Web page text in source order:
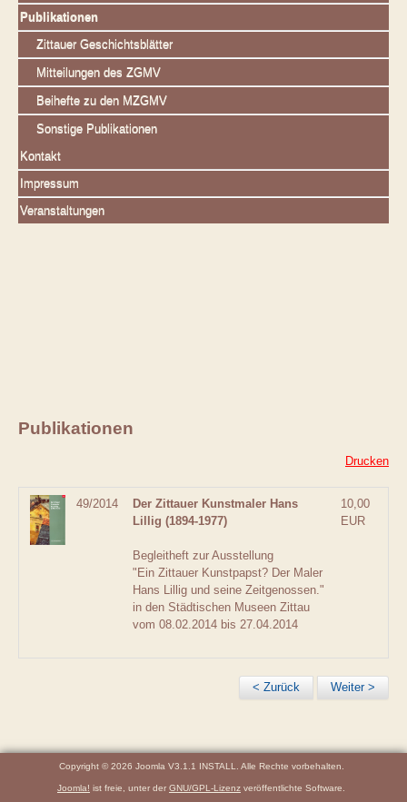
Publikationen
Zittauer Geschichtsblätter
Mitteilungen des ZGMV
Beihefte zu den MZGMV
Sonstige Publikationen
Kontakt
Impressum
Veranstaltungen
Publikationen
Drucken
49/2014
Der Zittauer Kunstmaler Hans
Lillig (1894-1977)
Begleitheft zur Ausstellung
"Ein Zittauer Kunstpapst? Der Maler
Hans Lillig und seine Zeitgenossen."
in den Städtischen Museen Zittau
vom 08.02.2014 bis 27.04.2014
10,00
EUR
< Zurück Weiter >
Copyright © 2026 Joomla V3.1.1 INSTALL. Alle Rechte vorbehalten.
Joomla! ist freie, unter der GNU/GPL-Lizenz veröffentlichte Software.